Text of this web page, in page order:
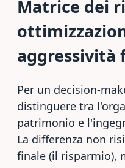
Matrice dei
aggressività
Per un decision-
distinguere tra
patrimonio e
La differenza non
finale (il risparmio),